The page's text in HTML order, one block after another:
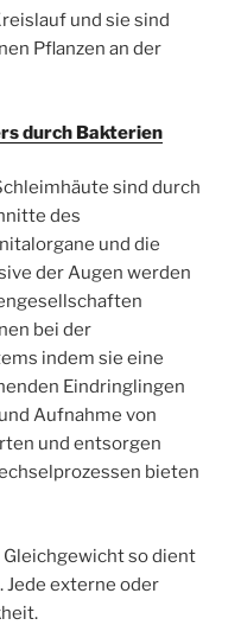
und sie sind
Pflanzen an der
durch Bakterien
sind durch
des
und die
der Augen werden
bei der
indem sie eine
Eindringlingen
Aufnahme von
und entsorgen
bieten
so dient
Jede externe oder